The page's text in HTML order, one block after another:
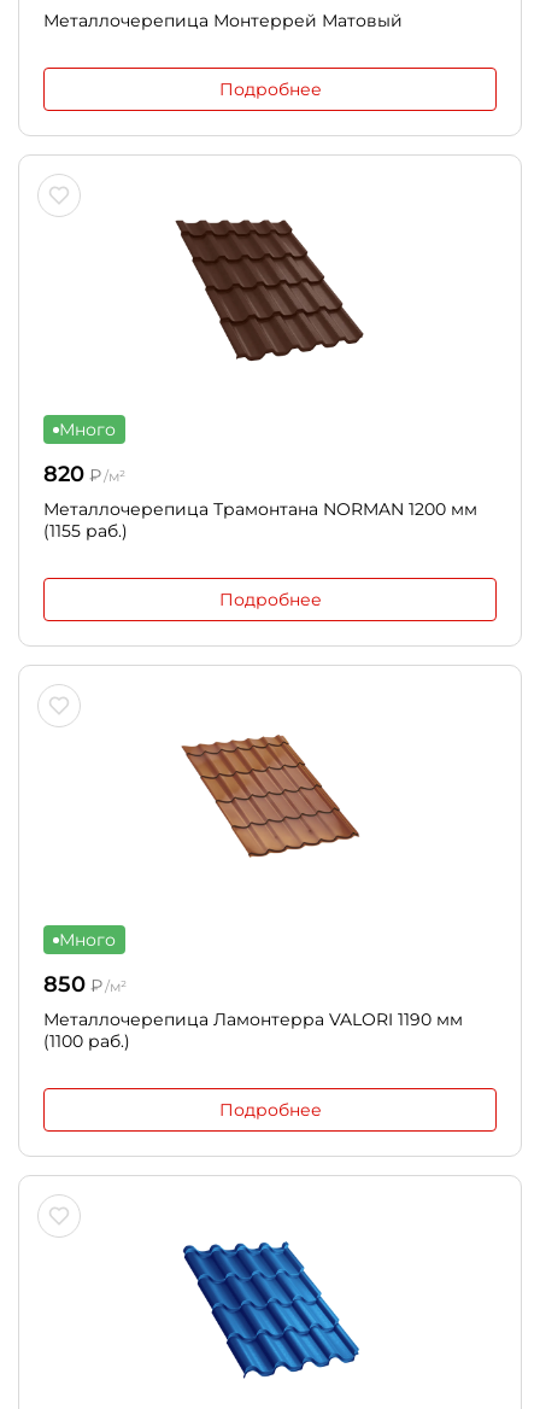
Металлочерепица Монтеррей Матовый
Подробнее
Много
820 ₽/м²
Металлочерепица Трамонтана NORMAN 1200 мм
(1155 раб.)
Подробнее
Много
850 ₽/м²
Металлочерепица Ламонтерра VALORI 1190 мм
(1100 раб.)
Подробнее